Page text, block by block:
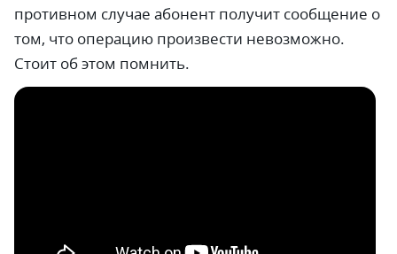
противном случае абонент получит сообщение о
том, что операцию произвести невозможно.
Стоит об этом помнить.